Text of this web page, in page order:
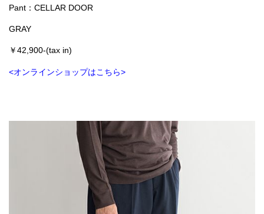
Pant：CELLAR DOOR
GRAY
￥42,900-(tax in)
<オンラインショップはこちら>